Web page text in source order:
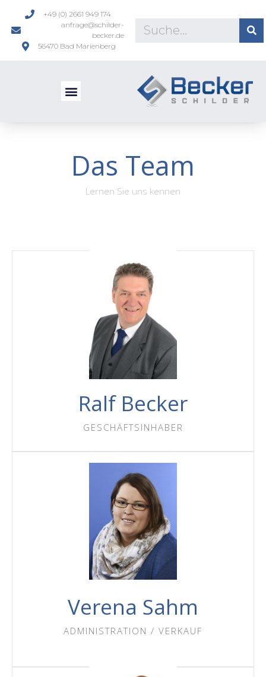
+49 (0) 2661 949 174
anfrage@schilder-
becker.de
56470 Bad Marienberg
Das Team
Lernen Sie uns kennen
Ralf Becker
GESCHÄFTSINHABER
Verena Sahm
ADMINISTRATION / VERKAUF